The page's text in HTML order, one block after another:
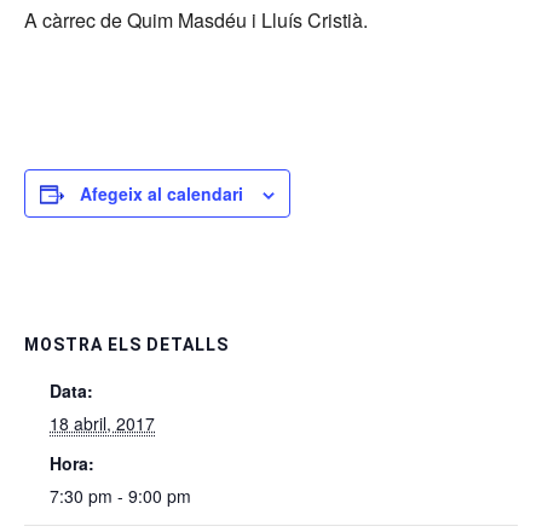
A càrrec de Quim Masdéu i Lluís Cristià.
Afegeix al calendari
MOSTRA ELS DETALLS
Data:
18 abril, 2017
Hora:
7:30 pm - 9:00 pm